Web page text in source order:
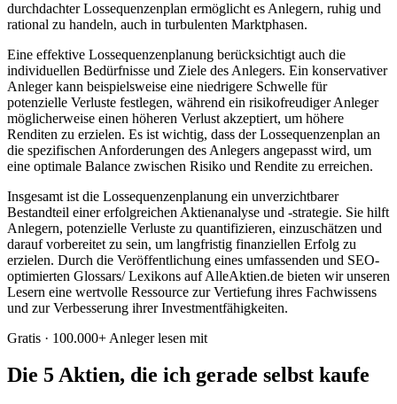
durchdachter Lossequenzenplan ermöglicht es Anlegern, ruhig und
rational zu handeln, auch in turbulenten Marktphasen.
Eine effektive Lossequenzenplanung berücksichtigt auch die
individuellen Bedürfnisse und Ziele des Anlegers. Ein konservativer
Anleger kann beispielsweise eine niedrigere Schwelle für
potenzielle Verluste festlegen, während ein risikofreudiger Anleger
möglicherweise einen höheren Verlust akzeptiert, um höhere
Renditen zu erzielen. Es ist wichtig, dass der Lossequenzenplan an
die spezifischen Anforderungen des Anlegers angepasst wird, um
eine optimale Balance zwischen Risiko und Rendite zu erreichen.
Insgesamt ist die Lossequenzenplanung ein unverzichtbarer
Bestandteil einer erfolgreichen Aktienanalyse und -strategie. Sie hilft
Anlegern, potenzielle Verluste zu quantifizieren, einzuschätzen und
darauf vorbereitet zu sein, um langfristig finanziellen Erfolg zu
erzielen. Durch die Veröffentlichung eines umfassenden und SEO-
optimierten Glossars/ Lexikons auf AlleAktien.de bieten wir unseren
Lesern eine wertvolle Ressource zur Vertiefung ihres Fachwissens
und zur Verbesserung ihrer Investmentfähigkeiten.
Gratis · 100.000+ Anleger lesen mit
Die 5 Aktien, die ich gerade selbst kaufe